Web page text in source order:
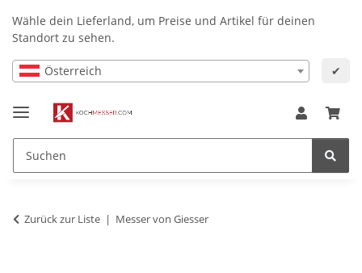
Wähle dein Lieferland, um Preise und Artikel für deinen
Standort zu sehen.
Österreich ✔
Zurück zur Liste Messer von Giesser